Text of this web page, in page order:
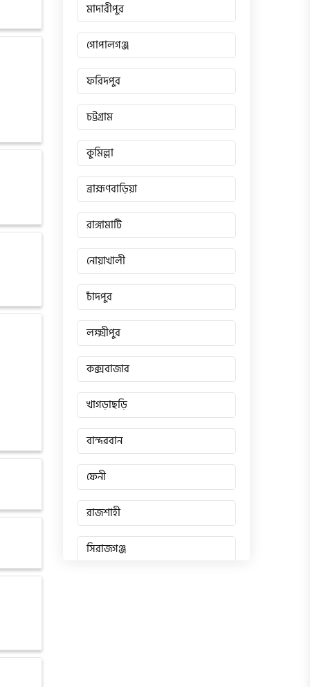
মাদারীপুর
গোপালগঞ্জ
ফরিদপুর
চট্টগ্রাম
কুমিল্লা
ব্রাহ্মণবাড়িয়া
রাঙ্গামাটি
নোয়াখালী
চাঁদপুর
লক্ষ্মীপুর
কক্সবাজার
খাগড়াছড়ি
বান্দরবান
ফেনী
রাজশাহী
সিরাজগঞ্জ